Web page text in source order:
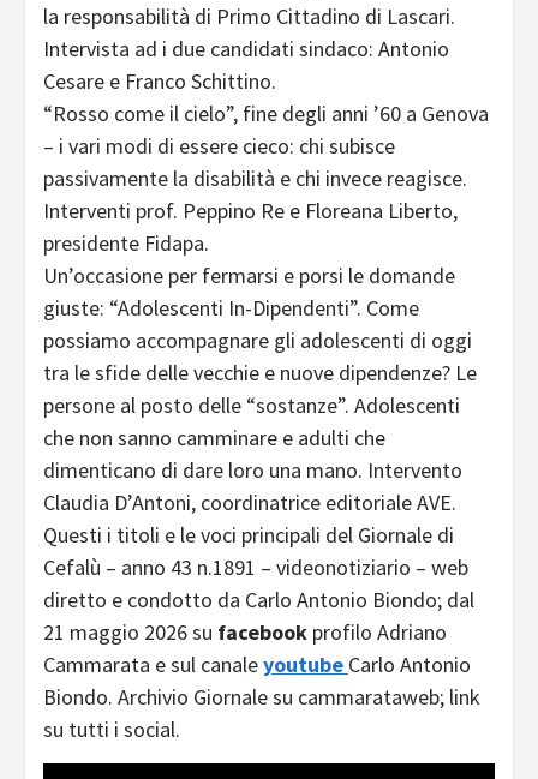
la responsabilità di Primo Cittadino di Lascari.
Intervista ad i due candidati sindaco: Antonio
Cesare e Franco Schittino.
“Rosso come il cielo”, fine degli anni ’60 a Genova
– i vari modi di essere cieco: chi subisce
passivamente la disabilità e chi invece reagisce.
Interventi prof. Peppino Re e Floreana Liberto,
presidente Fidapa.
Un’occasione per fermarsi e porsi le domande
giuste: “Adolescenti In-Dipendenti”. Come
possiamo accompagnare gli adolescenti di oggi
tra le sfide delle vecchie e nuove dipendenze? Le
persone al posto delle “sostanze”. Adolescenti
che non sanno camminare e adulti che
dimenticano di dare loro una mano. Intervento
Claudia D’Antoni, coordinatrice editoriale AVE.
Questi i titoli e le voci principali del Giornale di
Cefalù – anno 43 n.1891 – videonotiziario – web
diretto e condotto da Carlo Antonio Biondo; dal
21 maggio 2026 su facebook profilo Adriano
Cammarata e sul canaleyoutube Carlo Antonio
Biondo. Archivio Giornale su cammarataweb; link
su tutti i social.